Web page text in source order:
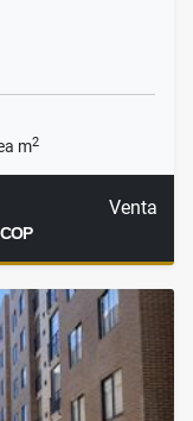
m2
Venta
COP